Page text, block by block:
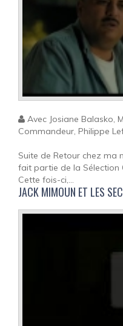
Avec Josiane Balasko,
Commandeur, Philippe
Suite de Retour chez ma
fait partie de la Sélection
Cette fois-ci,...
JACK MIMOUN ET LES